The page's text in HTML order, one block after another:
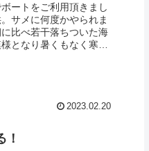
ートをご利用頂きまし
サメに何度かやられま
比べ若干落ちついた海
となり暑くもなく寒く
2023.02.20
！